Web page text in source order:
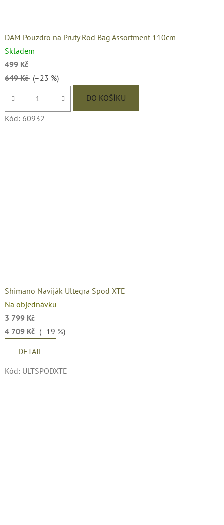
DAM Pouzdro na Pruty Rod Bag Assortment 110cm
Skladem
499 Kč
649 Kč (–23 %)
DO KOŠÍKU
Kód: 60932
Shimano Naviják Ultegra Spod XTE
Na objednávku
3 799 Kč
4 709 Kč (–19 %)
DETAIL
Kód: ULTSPODXTE